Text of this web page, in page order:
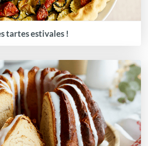
tartes estivales !